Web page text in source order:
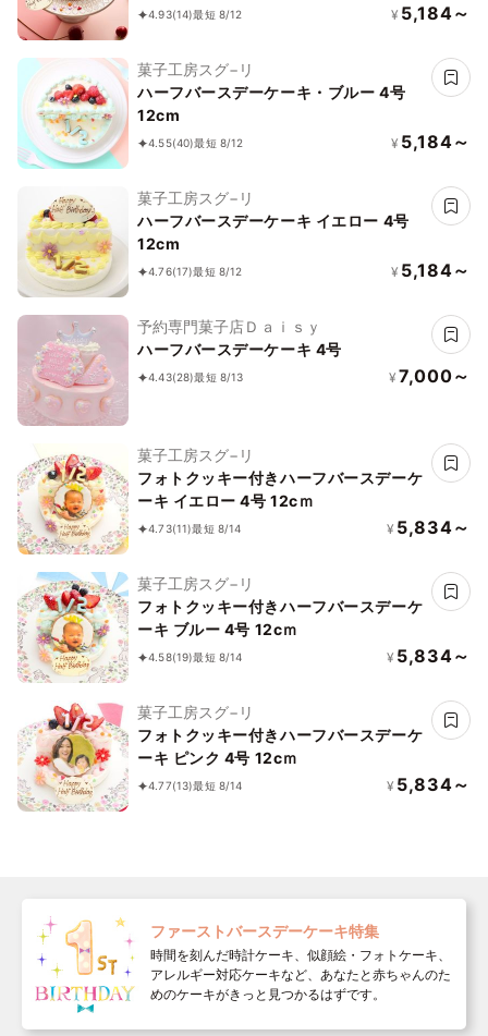
4.93(14)最短 8/12 ¥ 5,184～
菓子工房スグ−リ
ハーフバースデーケーキ・ブルー 4号
12cm
4.55(40)最短 8/12 ¥ 5,184～
菓子工房スグ−リ
ハーフバースデーケーキ イエロー 4号
12cm
4.76(17)最短 8/12 ¥ 5,184～
予約専門菓子店Ｄａｉｓｙ
ハーフバースデーケーキ 4号
4.43(28)最短 8/13 ¥ 7,000～
菓子工房スグ−リ
フォトクッキー付きハーフバースデーケ
ーキ イエロー 4号 12cｍ
4.73(11)最短 8/14 ¥ 5,834～
菓子工房スグ−リ
フォトクッキー付きハーフバースデーケ
ーキ ブルー 4号 12cｍ
4.58(19)最短 8/14 ¥ 5,834～
菓子工房スグ−リ
フォトクッキー付きハーフバースデーケ
ーキ ピンク 4号 12cｍ
4.77(13)最短 8/14 ¥ 5,834～
ファーストバースデーケーキ特集
時間を刻んだ時計ケーキ、似顔絵・フォトケーキ、
アレルギー対応ケーキなど、あなたと赤ちゃんのた
めのケーキがきっと見つかるはずです。